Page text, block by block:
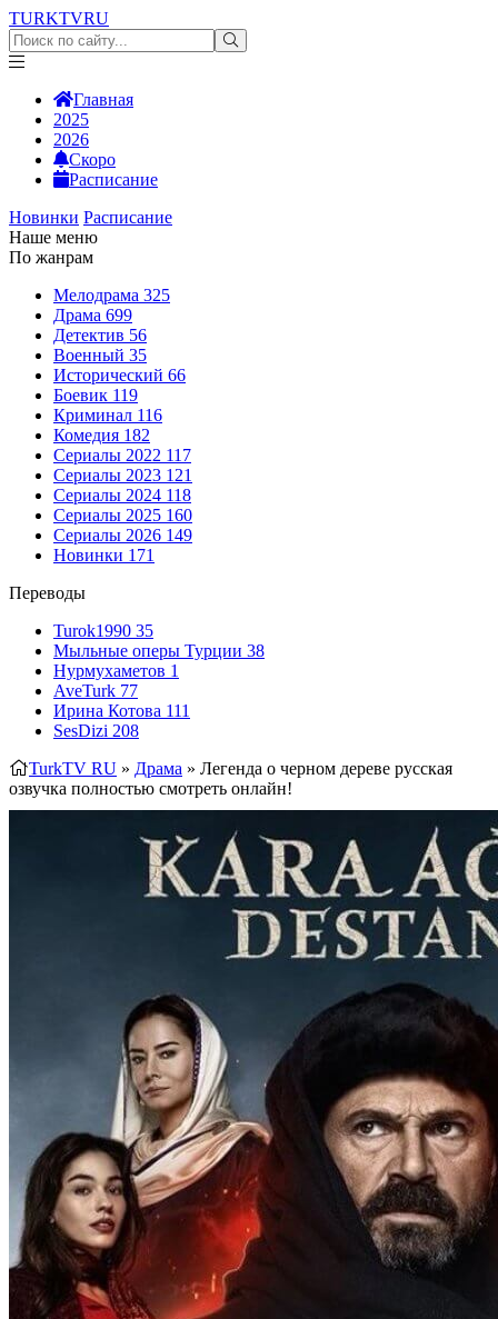
TURKTVRU
Главная
2025
2026
Скоро
Расписание
Новинки Расписание
Наше меню
По жанрам
Мелодрама 325
Драма 699
Детектив 56
Военный 35
Исторический 66
Боевик 119
Криминал 116
Комедия 182
Сериалы 2022 117
Сериалы 2023 121
Сериалы 2024 118
Сериалы 2025 160
Сериалы 2026 149
Новинки 171
Переводы
Turok1990 35
Мыльные оперы Турции 38
Нурмухаметов 1
AveTurk 77
Ирина Котова 111
SesDizi 208
TurkTV RU » Драма » Легенда о черном дереве русская
озвучка полностью смотреть онлайн!